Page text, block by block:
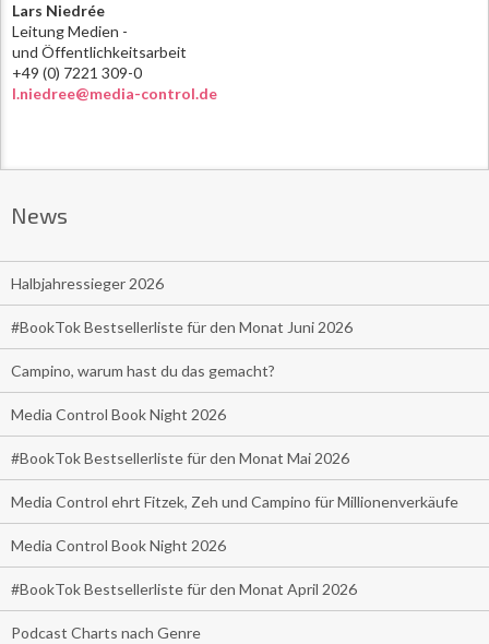
Lars Niedrée
Leitung Medien -
und Öffentlichkeitsarbeit
+49 (0) 7221 309-0
l.niedree@media-control.de
News
Halbjahressieger 2026
#BookTok Bestsellerliste für den Monat Juni 2026
Campino, warum hast du das gemacht?
Media Control Book Night 2026
#BookTok Bestsellerliste für den Monat Mai 2026
Media Control ehrt Fitzek, Zeh und Campino für Millionenverkäufe
Media Control Book Night 2026
#BookTok Bestsellerliste für den Monat April 2026
Podcast Charts nach Genre